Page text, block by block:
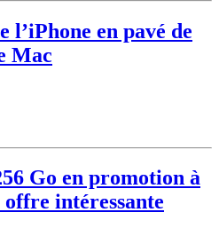
en pavé de
Mac
Go en promotion à
offre intéressante